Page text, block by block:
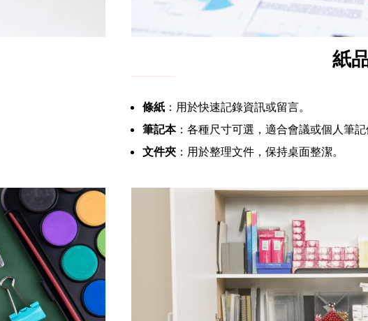
紙
條紙 ：用於快速記錄資訊或留言。
筆記本：各種尺寸可選，適合會議或個人筆記
文件夾 ：用於整理文件，保持桌面整潔。